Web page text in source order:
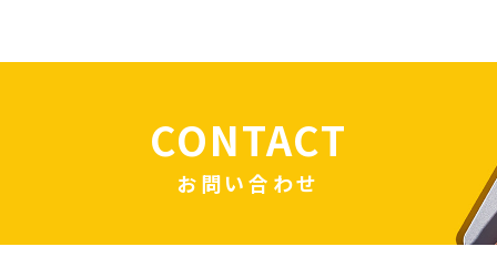
CONTACT
お問い合わせ